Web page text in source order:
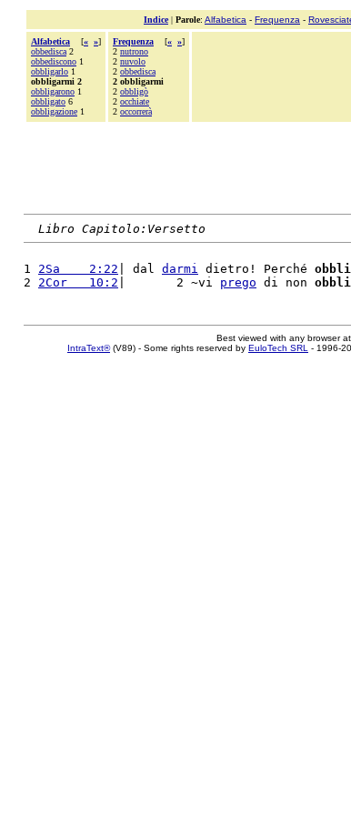
Indice| Parole: Alfabetica - Frequenza -
Alfabetica [« »]
obbedisca 2
obbediscono 1
obbligarlo 1
obbligarmi 2
obbligarono 1
obbligato 6
obbligazione 1
Frequenza [« »]
2 nutrono
2 nuvolo
2 obbedisca
2 obbligarmi
2 obbligò
2 occhiate
2 occorrerà
Libro Capitolo:Versetto
1 2Sa    2:22 | dal darmi dietro! Perché
2 2Cor   10:2 |       2 ~vi prego di non
Best viewed with any browser
IntraText®(V89) - Some rights reserved by EuloTech SRL - 1996-